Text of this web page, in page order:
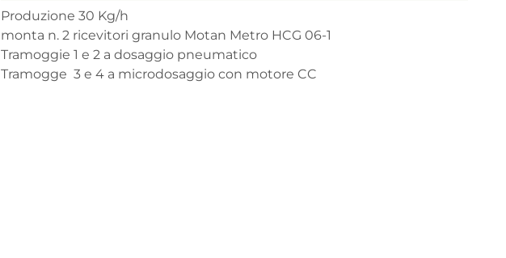
Produzione 30 Kg/h
monta n. 2 ricevitori granulo Motan Metro HCG 06-1
Tramoggie 1 e 2 a dosaggio pneumatico
Tramogge  3 e 4 a microdosaggio con motore CC